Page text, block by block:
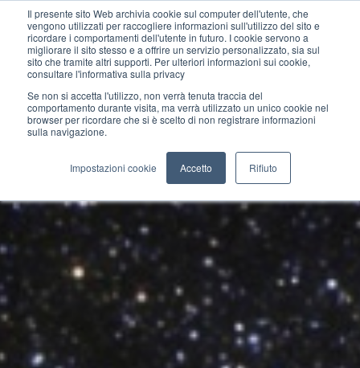
Il presente sito Web archivia cookie sul computer dell'utente, che
vengono utilizzati per raccogliere informazioni sull'utilizzo del sito e
ricordare i comportamenti dell'utente in futuro. I cookie servono a
migliorare il sito stesso e a offrire un servizio personalizzato, sia sul
sito che tramite altri supporti. Per ulteriori informazioni sui cookie,
consultare l'informativa sulla privacy
Se non si accetta l'utilizzo, non verrà tenuta traccia del
comportamento durante visita, ma verrà utilizzato un unico cookie nel
browser per ricordare che si è scelto di non registrare informazioni
sulla navigazione.
Impostazioni cookie Accetto Rifiuto